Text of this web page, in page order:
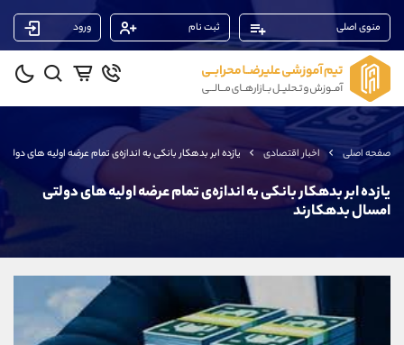
منوی اصلی ثبت نام ورود
صفحه اصلی اخبار اقتصادی یازده ابر بدهکار بانکی به اندازه‌ی تمام عرضه اولیه های
یازده ابر بدهکار بانکی به اندازه‌ی تمام عرضه اولیه های دولتی
امسال بدهکارند
پشتیبان فروش (ایمان پوراسماعیلی)
موبایل
واتساپ شروع گفتگو
تلگرام @Armteam_admin_por
107
موبایل 09101364784
شروع گفتگو
@Armteam_admin_104
داخلی 104